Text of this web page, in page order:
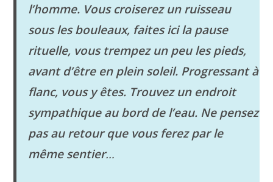
l’homme. Vous croiserez un ruisseau
sous les bouleaux, faites ici la pause
rituelle, vous trempez un peu les pieds,
avant d’être en plein soleil. Progressant à
flanc, vous y êtes. Trouvez un endroit
sympathique au bord de l’eau. Ne pensez
pas au retour que vous ferez par le
même sentier…